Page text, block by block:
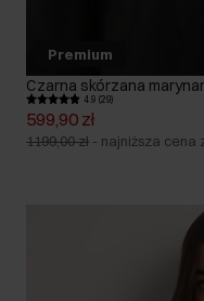
Premium
Czarna skórzana
4.9 (29)
599,90 zł
1199,00 zł - najniższa cena